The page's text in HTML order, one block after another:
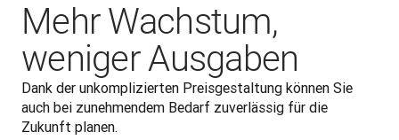
Mehr Wachstum,
weniger Ausgaben
Dank der unkomplizierten Preisgestaltung können Sie
auch bei zunehmendem Bedarf zuverlässig für die
Zukunft planen.